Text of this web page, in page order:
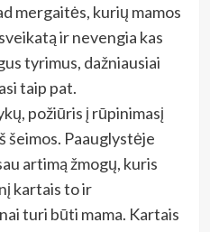
mergaitės, kurių mamos
ir nevengia kas
tyrimus, dažniausiai
taip pat.
požiūris į rūpinimasį
šeimos. Paauglystėje
artimą žmogų, kuris
kartais to ir
turi būti mama. Kartais